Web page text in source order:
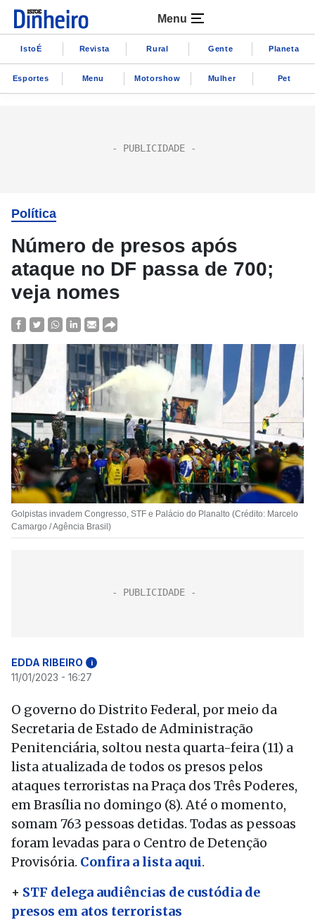
Menu
IstoÉ Revista Rural Gente Planeta
Esportes Menu Motorshow Mulher Pet
Política
Número de presos após
ataque no DF passa de 700;
veja nomes
Golpistas invadem Congresso, STF e Palácio do Planalto (Crédito: Marcelo
Camargo / Agência Brasil)
EDDA RIBEIRO i
11/01/2023 - 16:27
O governo do Distrito Federal, por meio da
Secretaria de Estado de Administração
Penitenciária, soltou nesta quarta-feira (11) a
lista atualizada de todos os presos pelos
ataques terroristas na Praça dos Três Poderes,
em Brasília no domingo (8). Até o momento,
somam 763 pessoas detidas. Todas as pessoas
foram levadas para o Centro de Detenção
Provisória. Confira a lista aqui.
+ STF delega audiências de custódia de
presos em atos terroristas